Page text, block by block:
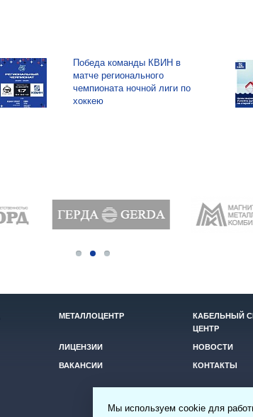
Победа команды КВИН в
матче регионального
чемпионата ночной лиги по
хоккею
МЕТАЛЛОЦЕНТР
КАБЕЛЬНЫЙ
ЦЕНТР
ЛИЦЕНЗИИ НОВОСТИ
ВАКАНСИИ КОНТАКТЫ
Мы используем cookie для